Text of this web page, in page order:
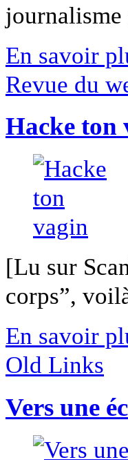
En savoir
Revue du
Hacke ton
[Lu sur
corps”,
En savoir
Old Links
Vers une